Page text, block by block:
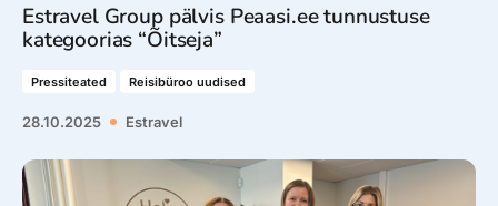
Estravel Group pälvis Peaasi.ee tunnustuse
kategoorias “Õitseja”
Pressiteated Reisibüroo uudised
28.10.2025 Estravel